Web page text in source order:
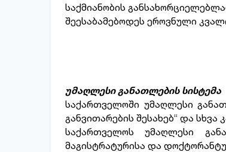
საქმიანობის
შეესაბამებოდეს ეროვნული
უმაღლესი განათლების სისტემა
საქართველოში უმაღლესი
განვითარების შესახებ“ და სხვა
საქართველოს უმაღლესი
მაგისტრატურისა და